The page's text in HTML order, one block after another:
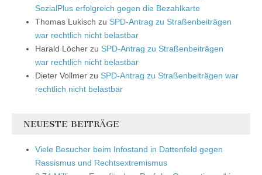
SozialPlus erfolgreich gegen die Bezahlkarte
Thomas Lukisch zu SPD-Antrag zu Straßenbeiträgen
war rechtlich nicht belastbar
Harald Löcher zu SPD-Antrag zu Straßenbeiträgen
war rechtlich nicht belastbar
Dieter Vollmer zu SPD-Antrag zu Straßenbeiträgen war
rechtlich nicht belastbar
NEUESTE BEITRÄGE
Viele Besucher beim Infostand in Dattenfeld gegen
Rassismus und Rechtsextremismus